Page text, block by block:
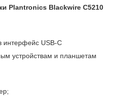
Plantronics Blackwire C5210
интерфейс USB-C
устройствам и планшетам